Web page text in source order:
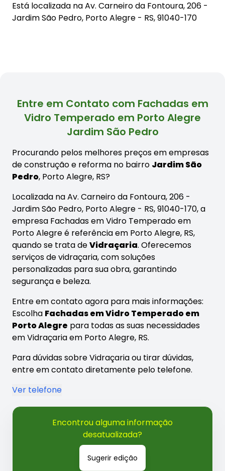
Está localizada naAv. Carneiro da Fontoura, 206 -
Jardim São Pedro, Porto Alegre - RS, 91040-170
Entre em Contato com Fachadas em
Vidro Temperado em Porto Alegre
Jardim São Pedro
Procurando pelos melhores preços em empresas
de construção e reforma no bairro Jardim São
Pedro, Porto Alegre, RS?
Localizada na Av. Carneiro da Fontoura, 206 -
Jardim São Pedro, Porto Alegre - RS, 91040-170, a
empresa Fachadas em Vidro Temperado em
Porto Alegre é referência em Porto Alegre, RS,
quando se trata deVidraçaria. Oferecemos
serviços de vidraçaria, com soluções
personalizadas para sua obra, garantindo
segurança e beleza.
Entre em contato agora para mais informações:
Escolha Fachadas em Vidro Temperado em
Porto Alegre para todas as suas necessidades
em Vidraçaria em Porto Alegre, RS.
Para dúvidas sobre Vidraçaria ou tirar dúvidas,
entre em contato diretamente pelo telefone.
Ver telefone
Encontrou alguma informação
desatualizada?
Sugerir edição